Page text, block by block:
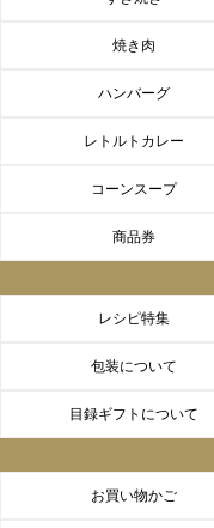
焼き肉
ハンバーグ
レトルトカレー
コーンスープ
商品券
レシピ特集
包装について
目録ギフトについて
お買い物かご